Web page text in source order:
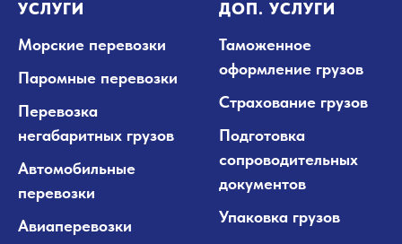
УСЛУГИ
Морские перевозки
Паромные перевозки
Перевозка
негабаритных грузов
Автомобильные
перевозки
Авиаперевозки
ДОП. УСЛУГИ
Таможенное
оформление грузов
Страхование грузов
Подготовка
сопроводительных
документов
Упаковка грузов